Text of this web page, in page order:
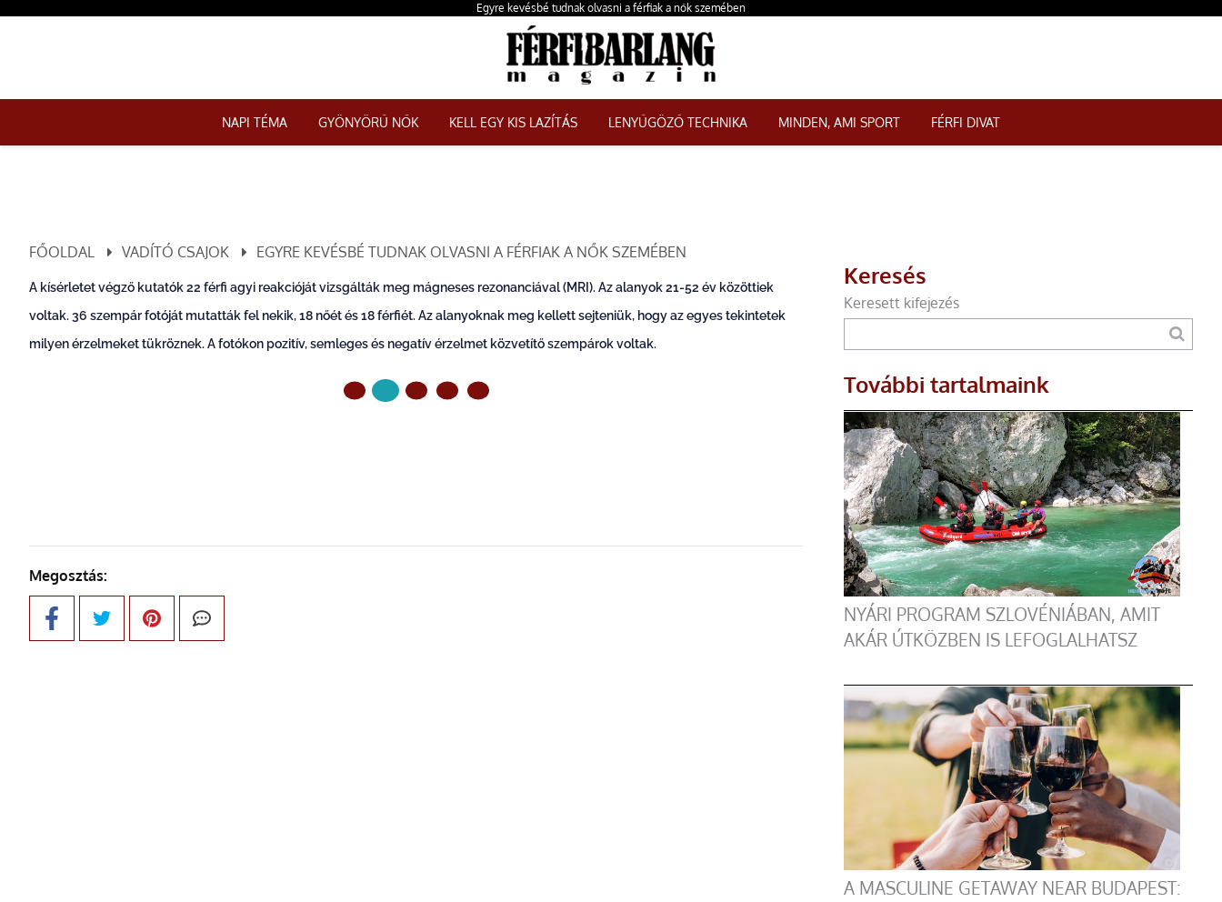
Egyre kevésbé tudnak olvasni a férfiak a nők szemében
NAPI TÉMA GYÖNYÖRŰ NŐK KELL EGY KIS LAZÍTÁS LENYŰGÖZŐ TECHNIKA MINDEN, AMI SPORT FÉRFI DIVAT
FŐOLDAL VADÍTÓ CSAJOK EGYRE KEVÉSBÉ TUDNAK OLVASNI A FÉRFIAK A NŐK SZEMÉBEN
A kísérletet végző kutatók 22 férfi agyi reakcióját vizsgálták meg mágneses rezonanciával (MRI). Az alanyok 21-52 év közöttiek
voltak. 36 szempár fotóját mutatták fel nekik, 18 nőét és 18 férfiét. Az alanyoknak meg kellett sejteniük, hogy az egyes tekintetek
milyen érzelmeket tükröznek. A fotókon pozitív, semleges és negatív érzelmet közvetítő szempárok voltak.
Megosztás:
Keresés
Keresett kifejezés
További tartalmaink
NYÁRI PROGRAM SZLOVÉNIÁBAN, AMIT
AKÁR ÚTKÖZBEN IS LEFOGLALHATSZ
A MASCULINE GETAWAY NEAR BUDAPEST: